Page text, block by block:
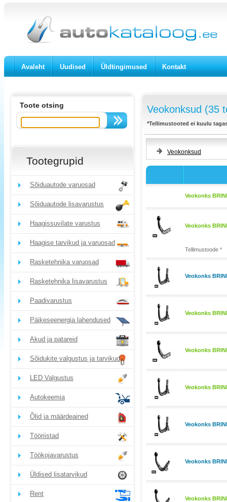
Avaleht Uudised Üldtingimused Kontakt
Toote otsing
Tootegrupid
Sõiduautode varuosad
Sõiduautode lisavarustus
Haagissuvilate varustus
Haagise tarvikud ja varuosad
Rasketehnika varuosad
Rasketehnika lisavarustus
Paadivarustus
Päikeseenergia lahendused
Akud ja patareid
Sõidukite valgustus ja tarvikud
LED Valgustus
Autokeemia
Õlid ja määrdeained
Tööriistad
Töökojavarustus
Üldised lisatarvikud
Rent
Veokonksud (35
*Tellimustooted ei kuulu
Veokonksud
Veokonks
Veokonks
Tellimustoode *
Veokonks
Veokonks
Veokonks
Veokonks
Veokonks
Veokonks
Veokonks